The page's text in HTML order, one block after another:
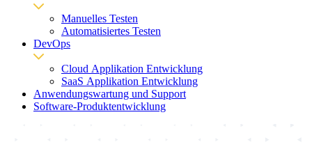
Manuelles Testen
Automatisiertes Testen
DevOps
Cloud Applikation Entwicklung
SaaS Applikation Entwicklung
Anwendungswartung und Support
Software-Produktentwicklung